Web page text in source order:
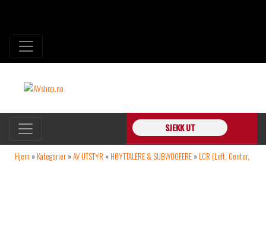
SJEKK UT
Hjem » Kategorier »AV UTSTYR » HØYTTALERE & SUBWOOFERE » LCR (Left, Center,